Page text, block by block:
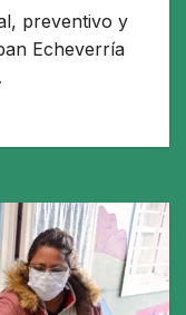
preventivo y
Echeverría